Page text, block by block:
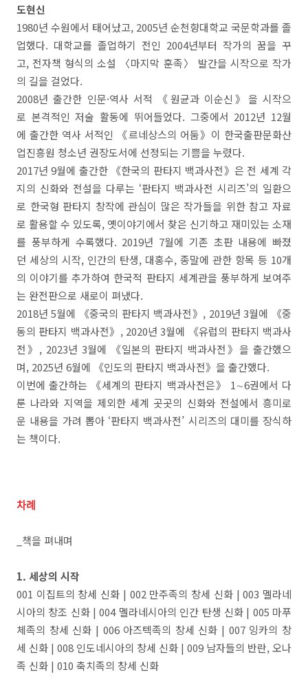
도현신
1980년 수원에서 태어났고, 2005년 순천향대학교 국문학과를 졸
업했다. 대학교를 졸업하기 전인 2004년부터 작가의 꿈을 꾸
고, 전자책 형식의 소설 〈마지막 훈족〉 발간을 시작으로 작가
의 길을 걸었다.
2008년 출간한 인문·역사 서적 《원균과 이순신》을 시작으
로 본격적인 저술 활동에 뛰어들었다. 그중에서 2012년 12월
에 출간한 역사 서적인 《르네상스의 어둠》이 한국출판문화산
업진흥원 청소년 권장도서에 선정되는 기쁨을 누렸다.
2017년 9월에 출간한 《한국의 판타지 백과사전》은 전 세계 각
지의 신화와 전설을 다루는 ‘판타지 백과사전 시리즈’의 일환으
로 한국형 판타지 창작에 관심이 많은 작가들을 위한 참고 자료
로 활용할 수 있도록, 옛이야기에서 찾은 신기하고 재미있는 소재
를 풍부하게 수록했다. 2019년 7월에 기존 초판 내용에 빠졌
던 세상의 시작, 인간의 탄생, 대홍수, 종말에 관한 항목 등 10개
의 이야기를 추가하여 한국적 판타지 세계관을 풍부하게 보여주
는 완전판으로 새로이 펴냈다.
2018년 5월에 《중국의 판타지 백과사전》, 2019년 3월에 《중
동의 판타지 백과사전》, 2020년 3월에 《유럽의 판타지 백과사
전》, 2023년 3월에 《일본의 판타지 백과사전》을 출간했으
며, 2025년 6월에 《인도의 판타지 백과사전》을 출간했다.
이번에 출간하는 《세계의 판타지 백과사전은》 1∼6권에서 다
룬 나라와 지역을 제외한 세계 곳곳의 신화와 전설에서 흥미로
운 내용을 가려 뽑아 ‘판타지 백과사전’ 시리즈의 대미를 장식하
는 책이다.
차례
_책을 펴내며
1. 세상의 시작
001 이집트의 창세 신화 | 002 만주족의 창세 신화 | 003 멜라네
시아의 창조 신화 | 004 멜라네시아의 인간 탄생 신화 | 005 마푸
체족의 창세 신화 | 006 아즈텍족의 창세 신화 | 007 잉카의 창
세 신화 | 008 인도네시아의 창세 신화 | 009 남자들의 반란, 오나
족 신화 | 010 축치족의 창세 신화